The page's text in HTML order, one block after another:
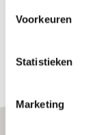
Voorkeuren
Statistieken
Marketing